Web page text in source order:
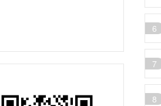
6
7
8